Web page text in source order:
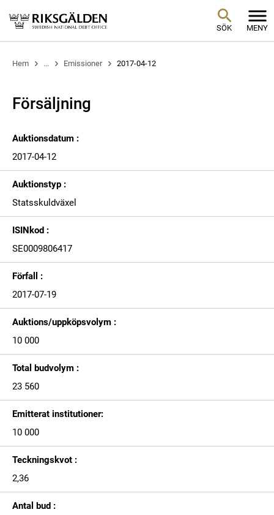
SÖK MENY
Hem ... Emissioner 2017-04-12
Försäljning
Auktionsdatum :
2017-04-12
Auktionstyp :
Statsskuldväxel
ISINkod :
SE0009806417
Förfall :
2017-07-19
Auktions/uppköpsvolym :
10 000
Total budvolym :
23 560
Emitterat institutioner:
10 000
Teckningskvot :
2,36
Antal bud :